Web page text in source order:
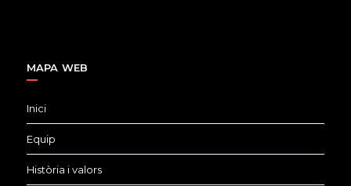
MAPA WEB
Inici
Equip
Història i valors